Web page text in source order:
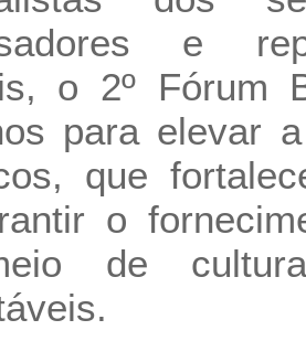
e
o 2º Fórum
para elevar
que
o
de